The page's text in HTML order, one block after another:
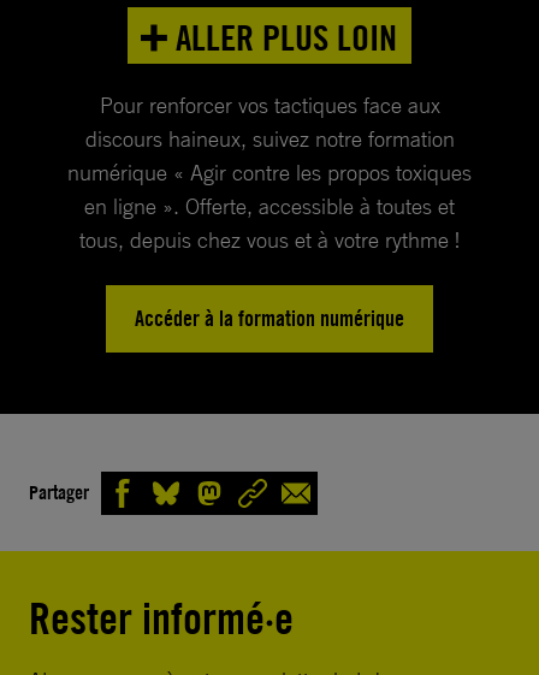
➕ ALLER PLUS LOIN
Pour renforcer vos tactiques face aux
discours haineux, suivez notre formation
numérique « Agir contre les propos toxiques
en ligne ». Offerte, accessible à toutes et
tous, depuis chez vous et à votre rythme !
Accéder à la formation numérique
Partager
Rester informé·e